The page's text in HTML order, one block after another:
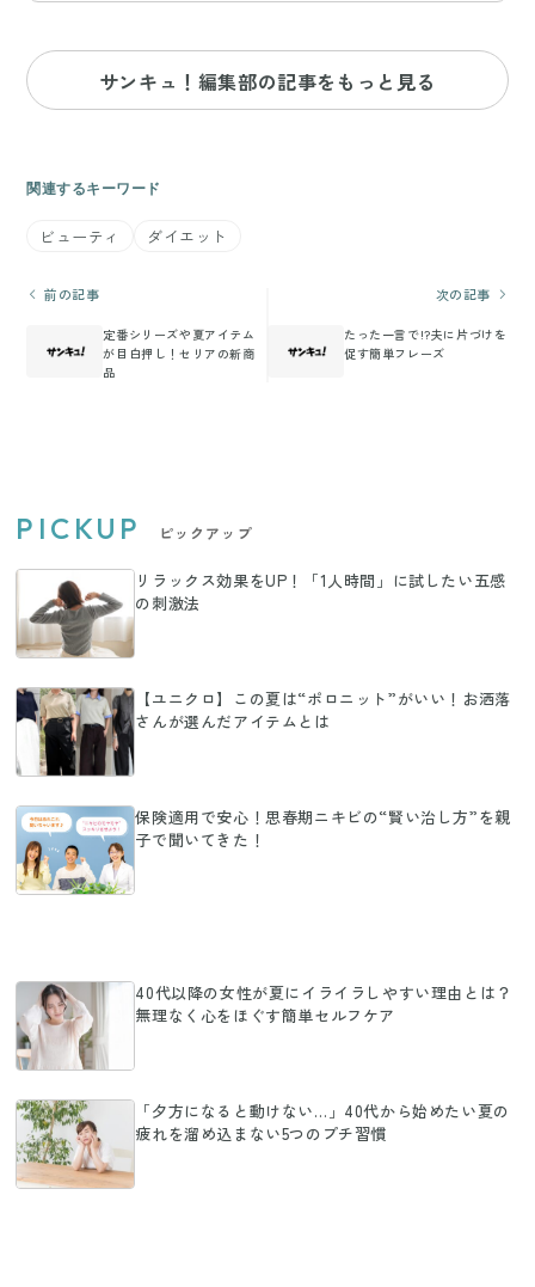
サンキュ！編集部の記事をもっと見る
関連するキーワード
ビューティ ダイエット
前の記事
定番シリーズや夏アイテム
が目白押し！セリアの新商
品
次の記事
たった一言で!?夫に片づけを
促す簡単フレーズ
PICKUP ピックアップ
リラックス効果をUP！「1人時間」に試したい五感
の刺激法
【ユニクロ】この夏は“ポロニット”がいい！お洒落
さんが選んだアイテムとは
保険適用で安心！思春期ニキビの“賢い治し方”を親
子で聞いてきた！
40代以降の女性が夏にイライラしやすい理由とは？
無理なく心をほぐす簡単セルフケア
「夕方になると動けない…」40代から始めたい夏の
疲れを溜め込まない5つのプチ習慣